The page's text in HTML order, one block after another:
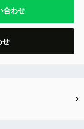
合わせ
せ